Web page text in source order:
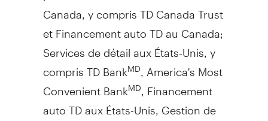
Canada , y compris TD Canada Trust
et Financement auto TD au Canada;
Services de détail aux États-Unis, y
compris TD BankMD , America's Most
Convenient BankMD , Financement
auto TD aux États-Unis, Gestion de